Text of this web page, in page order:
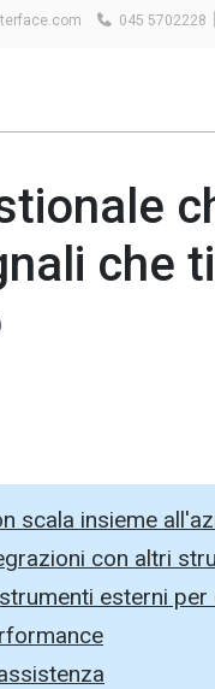
045 5702228
che
scala insieme
con altri
esterni